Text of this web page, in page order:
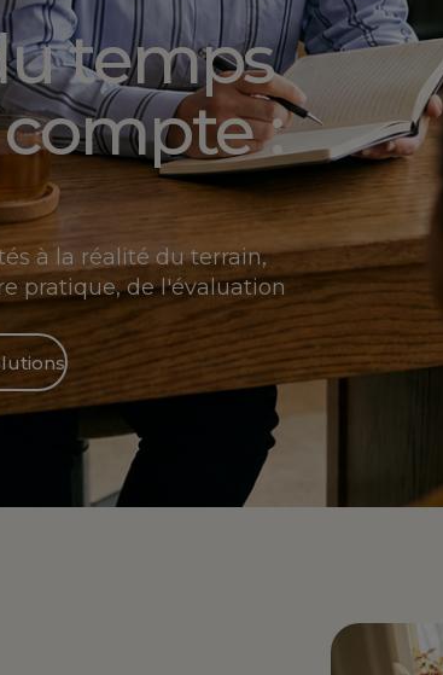
temps
:
à la réalité du terrain,
pratique, de l'évaluation